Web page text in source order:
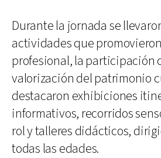
Durante la jornada se
actividades que
profesional, la participación
valorización del patrimonio
destacaron exhibiciones
informativos, recorridos
rol y talleres didácticos,
todas las edades.